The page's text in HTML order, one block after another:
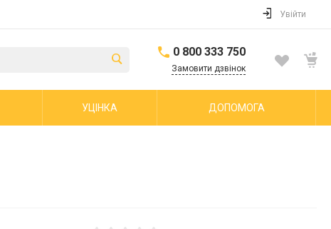
Увійти
0 800 333 750
Замовити дзвінок
УЦІНКА ДОПОМОГА